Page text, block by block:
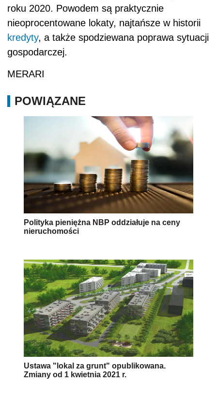
roku 2020. Powodem są praktycznie
nieoprocentowane lokaty, najtańsze w historii
kredyty, a także spodziewana poprawa sytuacji
gospodarczej.
MERARI
POWIĄZANE
Polityka pieniężna NBP oddziałuje na ceny
nieruchomości
Ustawa "lokal za grunt" opublikowana.
Zmiany od 1 kwietnia 2021 r.